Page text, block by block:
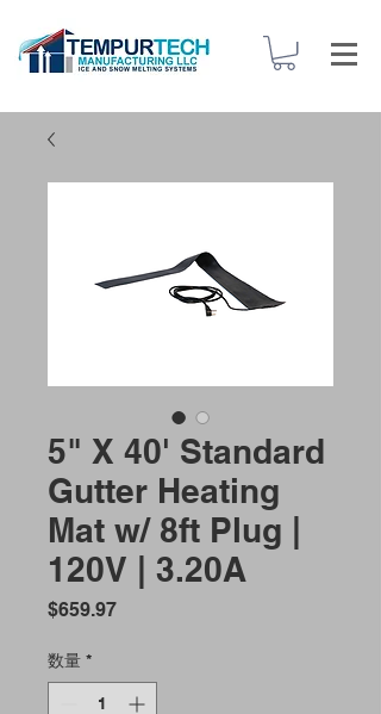
5" X 40' Standard
Gutter Heating
Mat w/ 8ft Plug |
120V | 3.20A
$659.97価
数量 *